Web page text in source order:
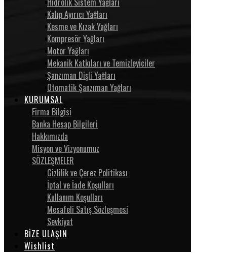
Kalıp Ayırıcı Yağları
Kesme ve Kızak Yağları
Kompresör Yağları
Motor Yağları
Mekanik Katkıları ve Temizleyiciler
Şanzıman Dişli Yağları
Otomatik Şanzıman Yağları
KURUMSAL
Firma Bilgisi
Banka Hesap Bilgileri
Hakkımızda
Misyon ve Vizyonumuz
SÖZLEŞMELER
Gizlilik ve Çerez Politikası
İptal ve İade Koşulları
Kullanım Koşulları
Mesafeli Satış Sözleşmesi
Sevkiyat
BİZE ULAŞIN
Wishlist